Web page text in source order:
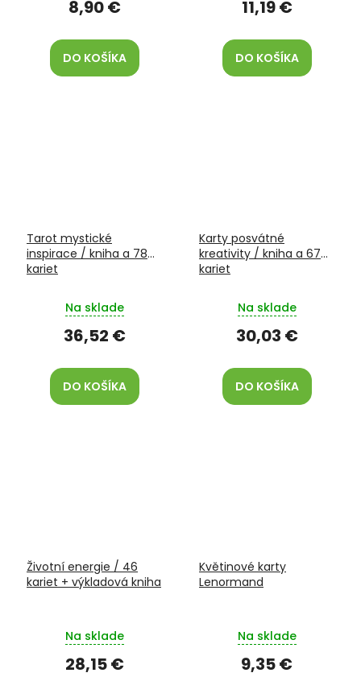
8,90 €
DO KOŠÍKA
11,19 €
DO KOŠÍKA
Tarot mystické
inspirace / kniha a 78
kariet
Na sklade
36,52 €
DO KOŠÍKA
Karty posvátné
kreativity / kniha a 67
kariet
Na sklade
30,03 €
DO KOŠÍKA
Životní energie / 46
kariet + výkladová kniha
Na sklade
28,15 €
Květinové karty
Lenormand
Na sklade
9,35 €